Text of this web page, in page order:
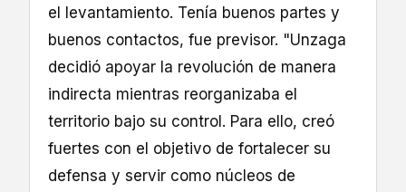
el levantamiento. Tenía buenos partes y
buenos contactos, fue previsor. "Unzaga
decidió apoyar la revolución de manera
indirecta mientras reorganizaba el
territorio bajo su control. Para ello, creó
fuertes con el objetivo de fortalecer su
defensa y servir como núcleos de